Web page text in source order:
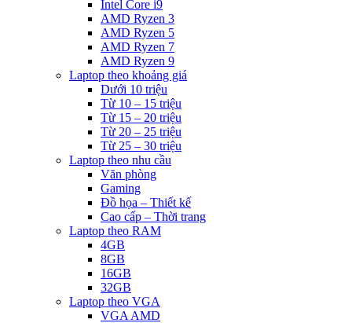
Intel Core i9
AMD Ryzen 3
AMD Ryzen 5
AMD Ryzen 7
AMD Ryzen 9
Laptop theo khoảng giá
Dưới 10 triệu
Từ 10 – 15 triệu
Từ 15 – 20 triệu
Từ 20 – 25 triệu
Từ 25 – 30 triệu
Laptop theo nhu cầu
Văn phòng
Gaming
Đồ họa – Thiết kế
Cao cấp – Thời trang
Laptop theo RAM
4GB
8GB
16GB
32GB
Laptop theo VGA
VGA AMD